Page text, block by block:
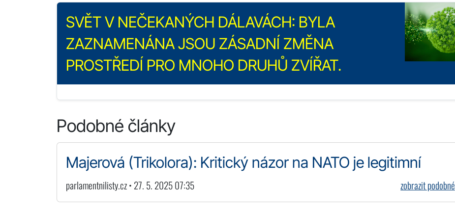
SVĚT V NEČEKANÝCH DÁLAVÁCH: BYLA
ZAZNAMENÁNA JSOU ZÁSADNÍ ZMĚNA
PROSTŘEDÍ PRO MNOHO DRUHŮ ZVÍŘAT.
Podobné články
Majerová (Trikolora): Kritický názor na NATO je legitimní
parlamentnilisty.cz • 27. 5. 2025 07:35 zobrazit podobné